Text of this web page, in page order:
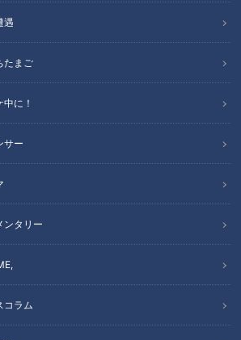
遇
たまご
に！
サー
ンタリー
コラム
枚）